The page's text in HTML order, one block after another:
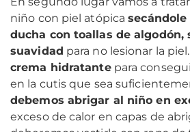
niño con piel atópicasecándole
ducha con toallas de algodón,
suavidad para no lesionar la
crema hidratantepara
en la cutis que sea
debemos abrigar al niño en
exceso de calor en capas de